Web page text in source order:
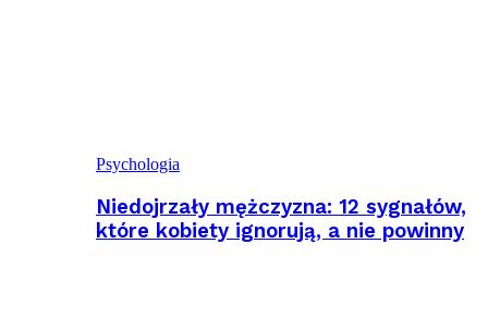
Psychologia
Niedojrzały mężczyzna: 12 sygnałów,
które kobiety ignorują, a nie powinny